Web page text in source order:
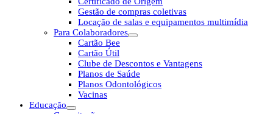
Gestão de compras coletivas
Locação de salas e equipamentos multimídia
Para Colaboradores
Cartão Bee
Cartão Útil
Clube de Descontos e Vantagens
Planos de Saúde
Planos Odontológicos
Vacinas
Educação